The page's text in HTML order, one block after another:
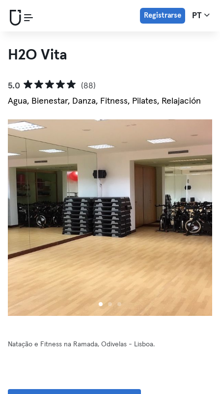
Registrarse PT
H2O Vita
5.0
(88)
Agua, Bienestar, Danza, Fitness, Pilates, Relajación
Natação e Fitness na Ramada, Odivelas - Lisboa.